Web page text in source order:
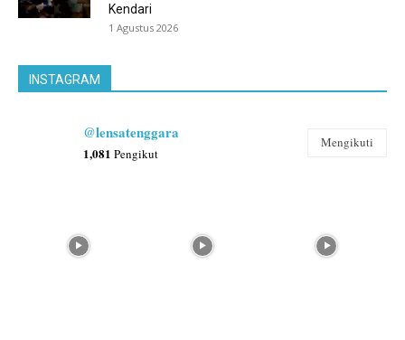
Kendari
1 Agustus 2026
INSTAGRAM
@lensatenggara
1,081 Pengikut
Mengikuti